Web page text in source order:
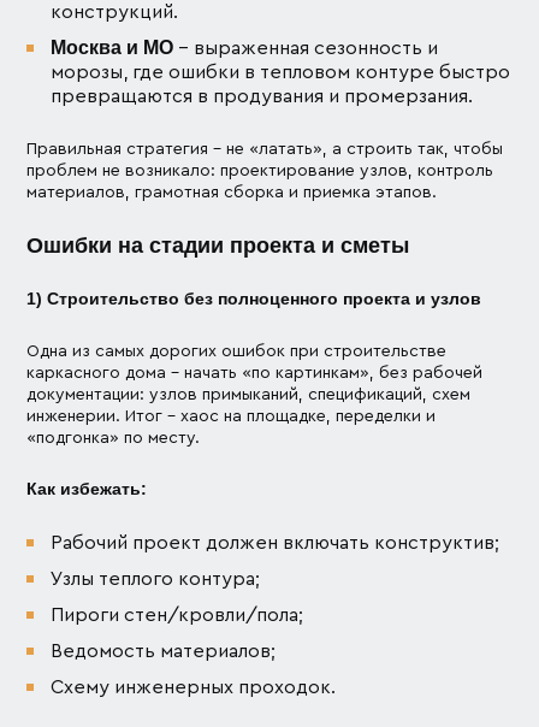
конструкций.
Москва и МО – выраженная сезонность и
морозы, где ошибки в тепловом контуре быстро
превращаются в продувания и промерзания.
Правильная стратегия – не «латать», а строить так, чтобы
проблем не возникало: проектирование узлов, контроль
материалов, грамотная сборка и приемка этапов.
Ошибки на стадии проекта и сметы
1) Строительство без полноценного проекта и узлов
Одна из самых дорогих ошибок при строительстве
каркасного дома – начать «по картинкам», без рабочей
документации: узлов примыканий, спецификаций, схем
инженерии. Итог – хаос на площадке, переделки и
«подгонка» по месту.
Как избежать:
Рабочий проект должен включать конструктив;
Узлы теплого контура;
Пироги стен/кровли/пола;
Ведомость материалов;
Схему инженерных проходок.